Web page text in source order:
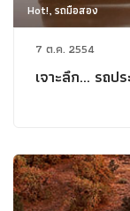
Hot!, รถมือสอง
7 ต.ค. 2554
เจาะลึก... รถป